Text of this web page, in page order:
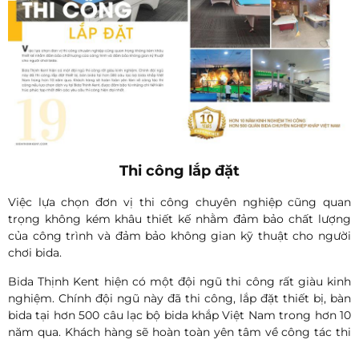
Thi công lắp đặt
Việc lựa chọn đơn vị thi công chuyên nghiệp cũng quan
trọng không kém khâu thiết kế nhằm đảm bảo chất lượng
của công trình và đảm bảo không gian kỹ thuật cho người
chơi bida.
Bida Thịnh Kent hiện có một đội ngũ thi công rất giàu kinh
nghiệm. Chính đội ngũ này đã thi công, lắp đặt thiết bị, bàn
bida tại hơn 500 câu lạc bộ bida khắp Việt Nam trong hơn 10
năm qua. Khách hàng sẽ hoàn toàn yên tâm về công tác thi